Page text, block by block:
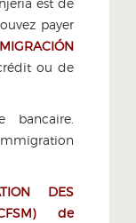
est de
payer
MIGRACIÓN
ou de
bancaire.
DES
de